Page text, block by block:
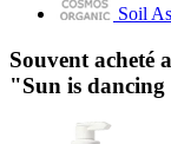
Soil
Souvent acheté
"Sun is